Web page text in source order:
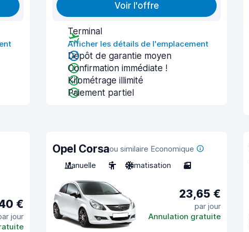
Voir l'offre
Terminal
Afficher les détails de l'emplacement
Dépôt de garantie moyen
Confirmation immédiate !
Kilométrage illimité
Paiement partiel
€
jour
Opel Corsaou similaire Economique
Manuelle
5 Climatisation 3
23,65 €
par jour
Annulation gratuite